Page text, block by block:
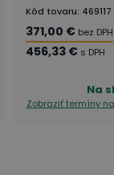
Kód tovaru: 469117
371,00 € bez DPH
456,33 € s DPH
Na
Zobraziť termíny